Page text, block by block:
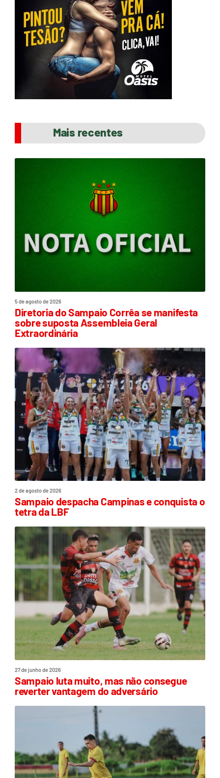
Mais recentes
5 de agosto de 2026
Diretoria do Sampaio Corrêa se manifesta
sobre suposta Assembleia Geral
Extraordinária
2 de agosto de 2026
Sampaio despacha Campinas e conquista o
tetra da LBF
27 de junho de 2026
Sampaio luta muito, mas não consegue
reverter vantagem do adversário